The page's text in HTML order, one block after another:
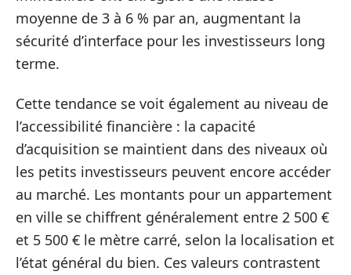
moyenne de 3 à 6 % par an, augmentant la
sécurité d’interface pour les investisseurs long
terme.
Cette tendance se voit également au niveau de
l’accessibilité financière : la capacité
d’acquisition se maintient dans des niveaux où
les petits investisseurs peuvent encore accéder
au marché. Les montants pour un appartement
en ville se chiffrent généralement entre 2 500 €
et 5 500 € le mètre carré, selon la localisation et
l’état général du bien. Ces valeurs contrastent